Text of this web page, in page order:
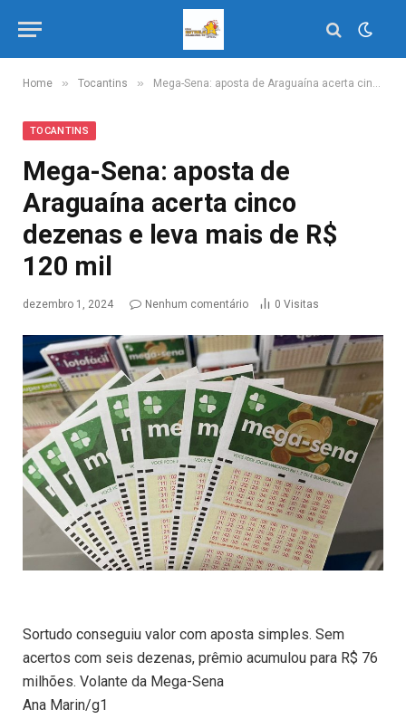
Home » Tocantins » Mega-Sena: aposta de Araguaína acerta cinco dezenas e leva mais de R$ 120 mil
TOCANTINS
Mega-Sena: aposta de
Araguaína acerta cinco
dezenas e leva mais de R$
120 mil
dezembro 1, 2024 Nenhum comentário 0 Visitas
Sortudo conseguiu valor com aposta simples. Sem
acertos com seis dezenas, prêmio acumulou para R$ 76
milhões. Volante da Mega-Sena
Ana Marin/g1